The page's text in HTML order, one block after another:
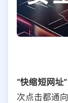
“快缩短网址”
次点击都通向